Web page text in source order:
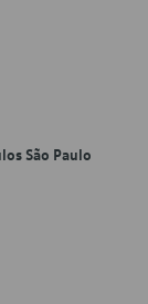
São Paulo